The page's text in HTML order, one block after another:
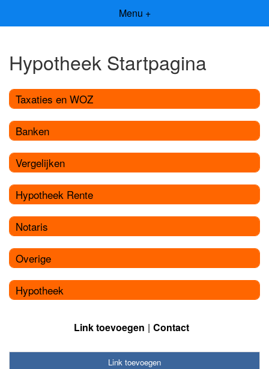
Menu +
Hypotheek Startpagina
Taxaties en WOZ
Banken
Vergelijken
Hypotheek Rente
Notaris
Overige
Hypotheek
Link toevoegen Contact
Link toevoegen